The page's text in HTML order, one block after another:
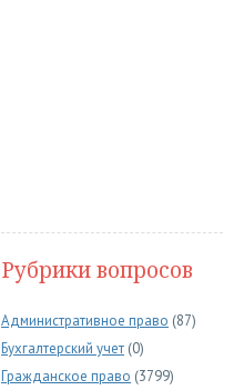
Рубрики вопросов
Административное право (87)
Бухгалтерский учет (0)
Гражданское право (3799)